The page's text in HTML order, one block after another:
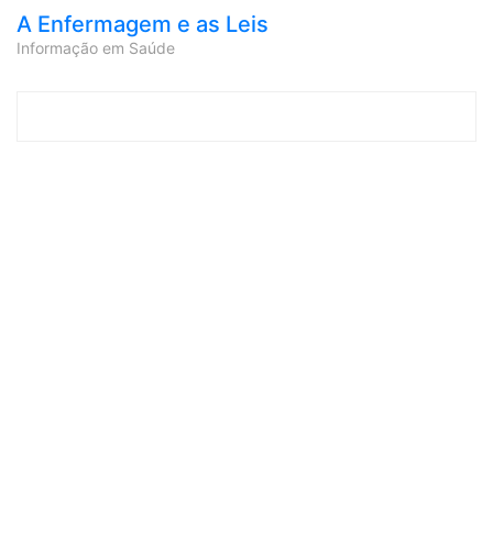
A Enfermagem e as Leis
Informação em Saúde